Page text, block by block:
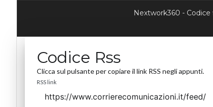
Nextwork360 - Codice
Codice Rss
Clicca sul pulsante per copiare il link RSS negli appunti.
RSS link